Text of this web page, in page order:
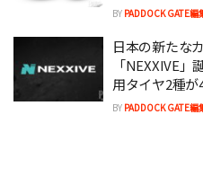
BY PADDOCK GATE編
日本の新たな
「NEXXIVE
用タイヤ2種
BY PADDOCK GATE編